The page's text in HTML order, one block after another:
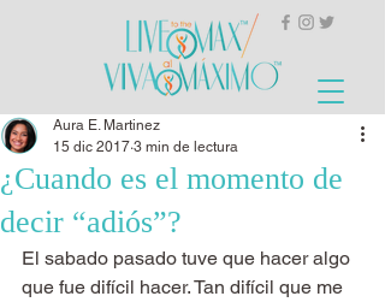
¿Cuando es el momento de
decir “adiós”?
Aura E. Martinez
15 dic 2017 3 min de lectura
El sabado pasado tuve que hacer algo
que fue difícil hacer. Tan difícil que me